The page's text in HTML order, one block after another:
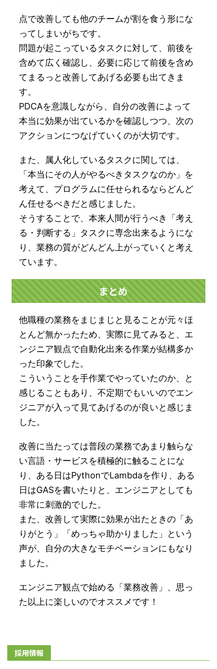
点で改善しても他のチームが割を食う形にな
ってしまいがちです。
問題が起こっているタスクに対して、前後を
含めて広く確認し、必要に応じて前後を含め
てまるっと改善してあげる必要も出てきま
す。
PDCAを意識しながら、自分の改善によって
本当に効果が出ているかを確認しつつ、次の
アクションにつなげていくのが大切です。
また、属人化しているタスクに関しては、
「本当にその人がやるべきタスクなのか」を
考えて、プログラムに任せられるならどんど
ん任せるべきだと感じました。
そうすることで、本来人間が行うべき「考え
る・判断する」タスクに専念出来るようにな
り、業務の質がどんどん上がっていくと考え
ています。
まとめ
他職種の業務をまじまじと見ることが元々ほ
とんど無かったため、実際に見てみると、エ
ンジニア観点で自動化出来る作業が結構多か
った印象でした。
こういうことを手作業でやっていたのか、と
感じることもあり、不定期でもいいのでエン
ジニアが入って見てあげるのが良いと感じま
した。
改善に当たっては普段の業務であまり触らな
い言語・サービスを積極的に触ることにな
り、ある日はPythonでLambdaを作り、ある
日はGASを書いたりと、エンジニアとしても
非常に刺激的でした。
また、改善して実際に効果が出たときの「あ
りがとう」「めっちゃ助かりました」という
声が、自分の大きなモチベーションにもなり
ました。
エンジニア観点で始める「業務改善」、思っ
た以上に楽しいのでオススメです！
採用情報